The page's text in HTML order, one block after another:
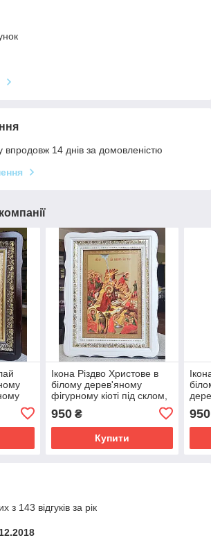
впродовж 14 днів за домовленістю
Ікона Різдво Христове в
білому дерев'яному
фігурному кіоті під склом,
розмір кіота 39*29, сюжет
20*30.
950₴
Купити
950
з 143 відгуків за рік